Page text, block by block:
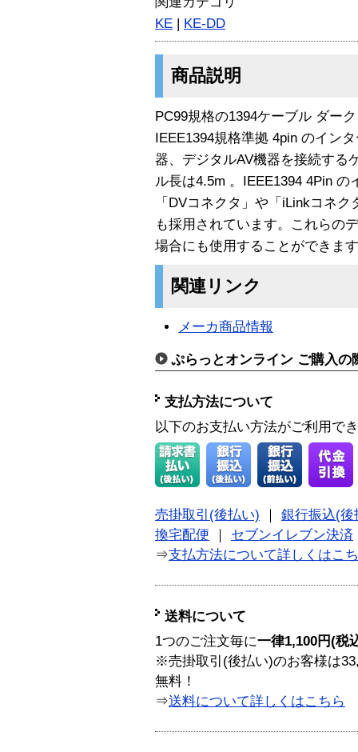
KE | KE-DD
商品説明
PC99規格の1394ケーブル ダー
IEEE1394規格準拠 4pin のイン
器、デジタルAV機器を接続する
ル長は4.5m 。IEEE1394 4Pin
「DVコネクタ」や「iLinkコネ
も採用されています。これらの
場合にも使用することができま
関連リンク
メーカ商品情報
ぷらっとオンライン ご購入の
支払方法について
以下のお支払い方法がご利用で
売掛取引(後払い)
銀行振込(後
換宅配便
セブンイレブン決済
⇒支払方法について詳しくはこ
送料について
1つのご注文毎に一律1,100円(税
※売掛取引(後払い)のお客様は
無料！
⇒送料について詳しくはこちら